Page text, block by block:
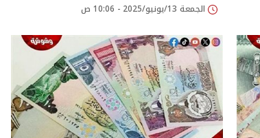
الجمعة 13/يونيو/2025 - 10:06 ص